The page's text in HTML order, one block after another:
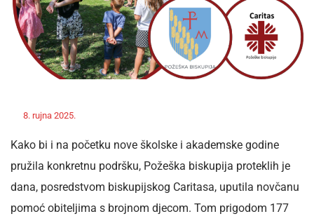
8. rujna 2025.
Kako bi i na početku nove školske i akademske godine
pružila konkretnu podršku, Požeška biskupija proteklih je
dana, posredstvom biskupijskog Caritasa, uputila novčanu
pomoć obiteljima s brojnom djecom. Tom prigodom 177